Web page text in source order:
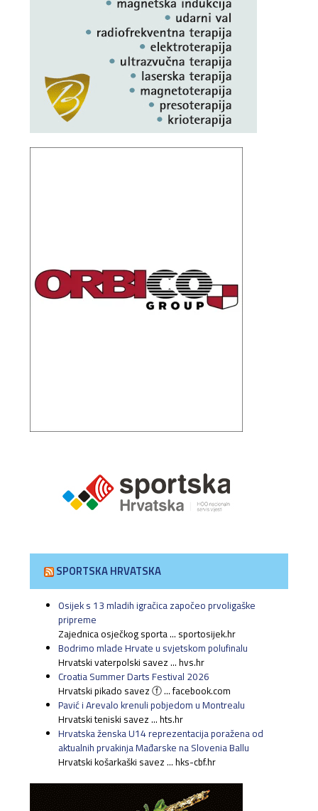
SPORTSKA HRVATSKA
Osijek s 13 mladih igračica započeo prvoligaške
pripreme
Zajednica osječkog sporta ... sportosijek.hr
Bodrimo mlade Hrvate u svjetskom polufinalu
Hrvatski vaterpolski savez ... hvs.hr
Croatia Summer Darts Festival 2026
Hrvatski pikado savez ⓕ ... facebook.com
Pavić i Arevalo krenuli pobjedom u Montrealu
Hrvatski teniski savez ... hts.hr
Hrvatska ženska U14 reprezentacija poražena od
aktualnih prvakinja Mađarske na Slovenia Ballu
Hrvatski košarkaški savez ... hks-cbf.hr